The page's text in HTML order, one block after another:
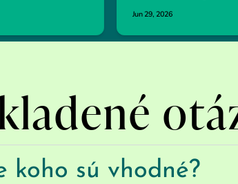
koho sú vhodné?